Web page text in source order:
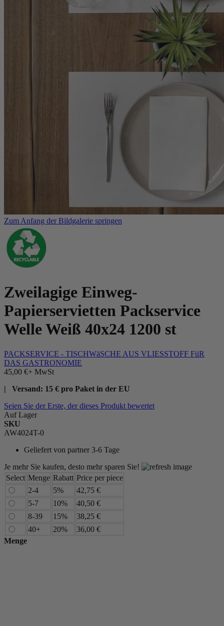
Zum Anfang der Bildgalerie springen
Zweilagige Einweg-
Papierservietten Packservice
Welle Weiß 40x24 1200 st
PACKSERVICE - TISCHWäSCHE AUS VLIESSTOFF FüR
DAS GASTRONOMIE
45,00 €+ MwSt
| Versand: 15 € pro Paket in der EU
Seien Sie der Erste, der dieses Produkt bewertet
Auf Lager
SKU
AW4024T-0
Geliefert von partner 3-6 Tage
Je mehr Sie kaufen, desto mehr sparen Sie!
Select Menge Rabatt Price per piece
2-4
5%
42,75 €
5-7
10%
40,50 €
8-39
15%
38,25 €
40+
20%
36,00 €
Menge